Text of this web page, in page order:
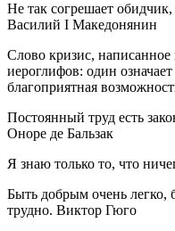
Не так согрешает
Василий I Македонянин
Слово кризис, написанное
иероглифов: один
благоприятная
Постоянный труд есть
Оноре де Бальзак
Я знаю только то, что
Быть добрым очень
трудно. Виктор Гюго